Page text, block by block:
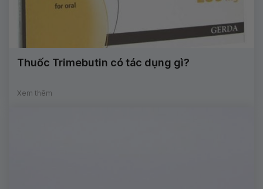
Thuốc Trimebutin có tác dụng gì?
Xem thêm